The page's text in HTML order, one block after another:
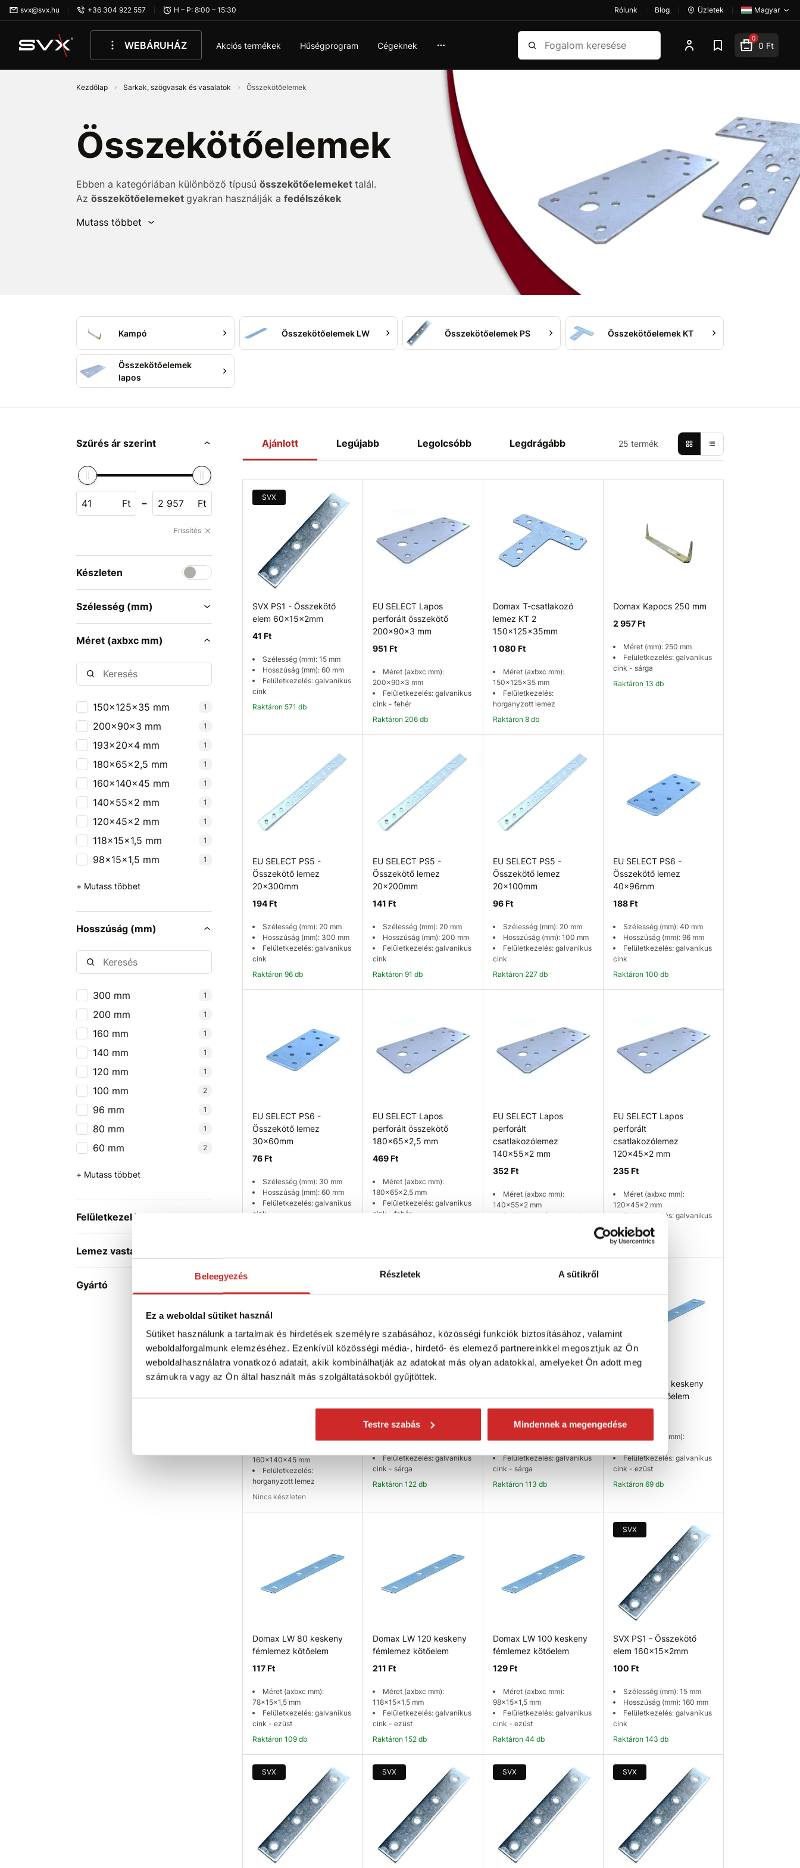
Beleegyezés Részletek A sütikről
Ez a weboldal sütiket használ
Sütiket használunk a tartalmak és hirdetések személyre szabásához, közösségi funkciók biztosításához, valamint
weboldalforgalmunk elemzéséhez. Ezenkívül közösségi média-, hirdető- és elemező partnereinkkel megosztjuk az Ön
weboldalhasználatra vonatkozó adatait, akik kombinálhatják az adatokat más olyan adatokkal, amelyeket Ön adott meg
számukra vagy az Ön által használt más szolgáltatásokból gyűjtöttek.
Testre szabás Mindennek a megengedése
Ugrás az oldal fő részéhez
svx@svx.hu +36 304 922 557 H – P: 8:00 – 15:30 Rólunk Blog Üzletek Magyar
WEBÁRUHÁZ Akciós termékek Hűségprogram Cégeknek
Keresés 0
0 Ft
Kezdőlap Sarkak, szögvasak és vasalatok Összekötőelemek
Összekötőelemek
Ebben a kategóriában különböző típusú összekötőelemeket talál.
Az összekötőelemeket gyakran használják a fedélszékek
erős,esztétikus
Mutass többet
Kampó Összekötőelemek LW Összekötőelemek PS Összekötőelemek KT
Összekötőelemek
lapos
Szűrés ár szerint
Ft - Ft
Frissítés
Készleten
Szélesség (mm)
Méret (axbxc mm)
150x125x35 mm 1
200x90x3 mm 1
193x20x4 mm 1
180x65x2,5 mm 1
160x140x45 mm 1
140x55x2 mm 1
120x45x2 mm 1
118x15x1,5 mm 1
98x15x1,5 mm 1
+ Mutass többet
Hosszúság (mm)
300 mm 1
200 mm 1
160 mm 1
140 mm 1
120 mm 1
100 mm 2
96 mm 1
80 mm 1
60 mm 2
+ Mutass többet
Felületkezelés
Lemez vastagsága
Gyártó
Ajánlott Legújabb Legolcsóbb Legdrágább 25 termék
SVX
SVX PS1 - Összekötő
elem 60x15x2mm
41 Ft
Szélesség (mm): 15 mm
Hosszúság (mm): 60 mm
Felületkezelés: galvanikus
cink
Raktáron 571 db
EU SELECT Lapos
perforált összekötő
200x90x3 mm
951 Ft
Méret (axbxc mm):
200x90x3 mm
Felületkezelés: galvanikus
cink - fehér
Raktáron 206 db
Domax T-csatlakozó
lemez KT 2
150x125x35mm
1 080 Ft
Méret (axbxc mm):
150x125x35 mm
Felületkezelés:
horganyzott lemez
Raktáron 8 db
Domax Kapocs 250 mm
2 957 Ft
Méret (mm): 250 mm
Felületkezelés: galvanikus
cink - sárga
Raktáron 13 db
EU SELECT PS5 -
Összekötő lemez
20x300mm
194 Ft
Szélesség (mm): 20 mm
Hosszúság (mm): 300 mm
Felületkezelés: galvanikus
cink
Raktáron 96 db
EU SELECT PS5 -
Összekötő lemez
20x200mm
141 Ft
Szélesség (mm): 20 mm
Hosszúság (mm): 200 mm
Felületkezelés: galvanikus
cink
Raktáron 91 db
EU SELECT PS5 -
Összekötő lemez
20x100mm
96 Ft
Szélesség (mm): 20 mm
Hosszúság (mm): 100 mm
Felületkezelés: galvanikus
cink
Raktáron 227 db
EU SELECT PS6 -
Összekötő lemez
40x96mm
188 Ft
Szélesség (mm): 40 mm
Hosszúság (mm): 96 mm
Felületkezelés: galvanikus
cink
Raktáron 100 db
EU SELECT PS6 -
Összekötő lemez
30x60mm
76 Ft
Szélesség (mm): 30 mm
Hosszúság (mm): 60 mm
Felületkezelés: galvanikus
cink
EU SELECT Lapos
perforált összekötő
180x65x2,5 mm
469 Ft
Méret (axbxc mm):
180x65x2,5 mm
Felületkezelés: galvanikus
cink - fehér
Kosárba
EU SELECT Lapos
perforált
csatlakozólemez
140x55x2 mm
352 Ft
Méret (axbxc mm):
140x55x2 mm
Felületkezelés: galvanikus
Kosárba
EU SELECT Lapos
perforált
csatlakozólemez
120x45x2 mm
235 Ft
Méret (axbxc mm):
120x45x2 mm
Felületkezelés: galvanikus
cink - fehér
Raktáron 221 db
EU SELECT T-
160 160x140x45mm
160x140x45 mm
Felületkezelés:
horganyzott lemez
Nincs készleten
Domax Kötőelem T KT 1
Felületkezelés: galvanikus
cink - sárga
Raktáron 122 db
Felületkezelés: galvanikus
cink - sárga
Raktáron 113 db
Domax LW 50 keskeny
fémlemez kötőelem
Méret (axbxc mm):
Felületkezelés: galvanikus
cink - ezüst
Raktáron 69 db
Domax LW 80 keskeny
fémlemez kötőelem
117 Ft
Méret (axbxc mm):
78x15x1,5 mm
Felületkezelés: galvanikus
cink - ezüst
Raktáron 109 db
Domax LW 120 keskeny
fémlemez kötőelem
211 Ft
Méret (axbxc mm):
118x15x1,5 mm
Felületkezelés: galvanikus
cink - ezüst
Raktáron 152 db
Domax LW 100 keskeny
fémlemez kötőelem
129 Ft
Méret (axbxc mm):
98x15x1,5 mm
Felületkezelés: galvanikus
cink - ezüst
Raktáron 44 db
SVX
SVX PS1 - Összekötő
elem 160x15x2mm
100 Ft
Szélesség (mm): 15 mm
Hosszúság (mm): 160 mm
Felületkezelés: galvanikus
cink
Raktáron 143 db
SVX SVX SVX SVX